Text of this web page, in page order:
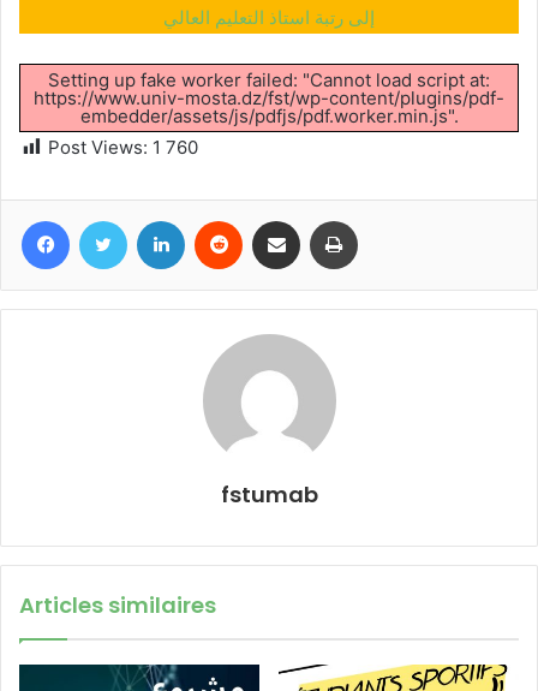
إلى رتبة استاذ التعليم العالي
Setting up fake worker failed: "Cannot load script at:
https://www.univ-mosta.dz/fst/wp-content/plugins/pdf-
embedder/assets/js/pdfjs/pdf.worker.min.js".
Post Views: 1 760
FacebookTwitter Linkedin Reddit Partager par email
fstumab
Articles similaires